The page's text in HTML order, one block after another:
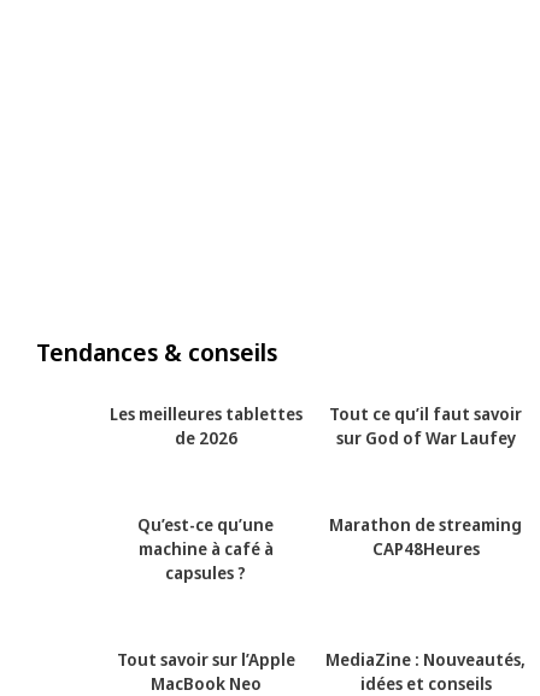
Tendances & conseils
Les meilleures tablettes
de 2026
Tout ce qu’il faut savoir
sur God of War Laufey
Qu’est-ce qu’une
machine à café à
capsules ?
Marathon de streaming
CAP48Heures
Tout savoir sur l’Apple
MacBook Neo
MediaZine : Nouveautés,
idées et conseils